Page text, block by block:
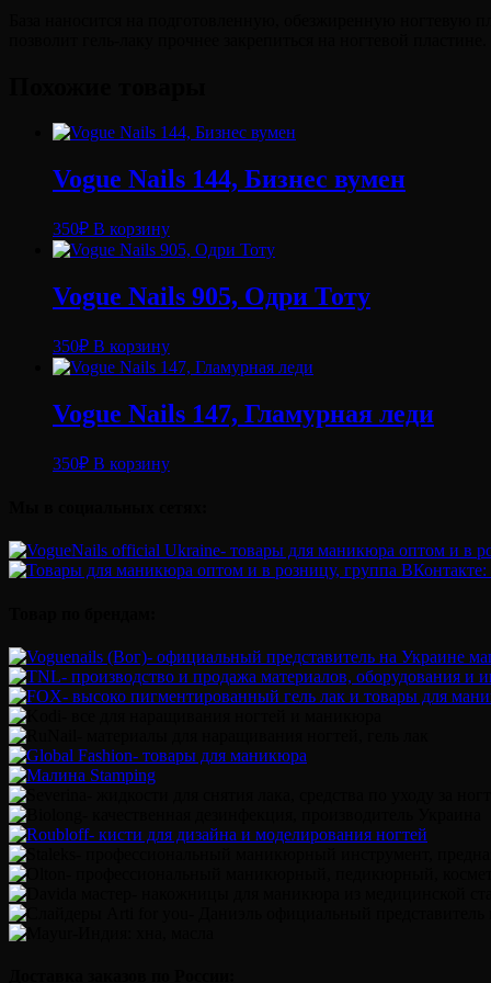
Vogue Nails 144, Бизнес вумен
350₽ В корзину
Vogue Nails 905, Одри Тоту
350₽ В корзину
Vogue Nails 147, Гламурная леди
350₽ В корзину